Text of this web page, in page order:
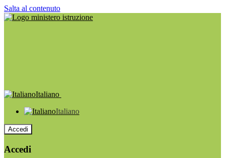
Salta al contenuto
Italiano
Italiano
Accedi
Accedi